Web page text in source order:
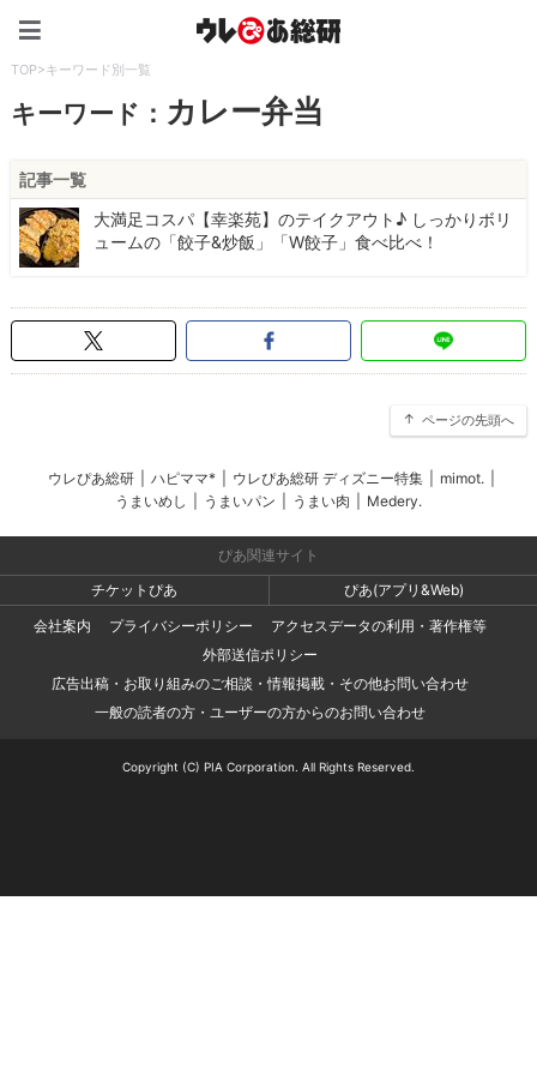
TOP>キーワード別一覧
キーワード： カレー弁当
記事一覧
大満足コスパ【幸楽苑】のテイクアウト♪ しっかりボリ
ュームの「餃子&炒飯」「W餃子」食べ比べ！
ページの先頭へ
ウレぴあ総研 ハピママ* ウレぴあ総研 ディズニー特集 mimot.
うまいめし
うまいパン うまい肉 Medery.
ぴあ関連サイト
チケットぴあ
ぴあ(アプリ&Web)
会社案内
プライバシーポリシー
アクセスデータの利用・著作権等
外部送信ポリシー
広告出稿・お取り組みのご相談・情報掲載・その他お問い合わせ
一般の読者の方・ユーザーの方からのお問い合わせ
Copyright (C) PIA Corporation. All Rights Reserved.